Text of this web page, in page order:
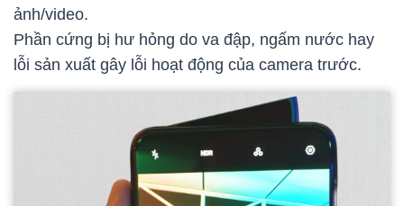
ảnh/video.
Phần cứng bị hư hỏng do va đập, ngấm nước hay
lỗi sản xuất gây lỗi hoạt động của camera trước.